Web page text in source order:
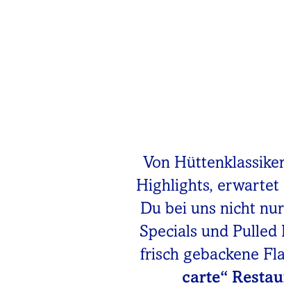
Von
Highlights, erwartet
Du bei uns nicht
Specials und
frisch gebackene
carte“